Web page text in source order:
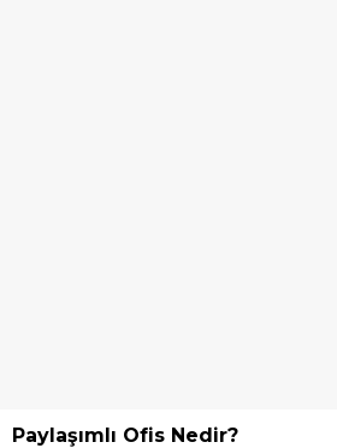
Paylaşımlı Ofis Nedir?